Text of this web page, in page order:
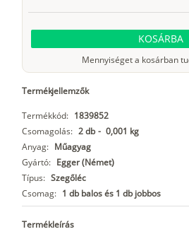
KOSÁRBA
Mennyiséget a kosárban
Termékjellemzők
Termékkód: 1839852
Csomagolás: 2 db - 0,001 kg
Anyag: Műagyag
Gyártó: Egger (Német)
Típus: Szegőléc
Csomag: 1 db balos és 1 db jobbos
Termékleírás